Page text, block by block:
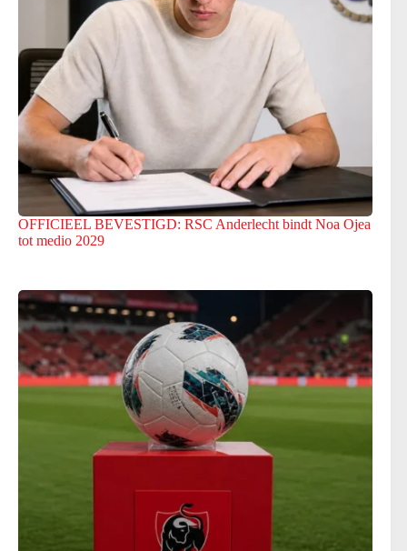
OFFICIEEL BEVESTIGD: RSC Anderlecht bindt Noa Ojea
tot medio 2029